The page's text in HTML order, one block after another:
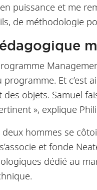
puissance et me
de méthodologie
Et c’est
des objets. Samuel
», explique
hommes se
et fonde
dédié au